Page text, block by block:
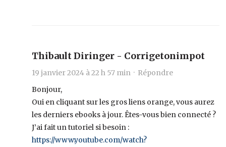
Thibault Diringer - Corrigetonimpot
19 janvier 2024 à 22 h 57 min · Répondre
Bonjour,
Oui en cliquant sur les gros liens orange, vous aurez
les derniers ebooks à jour. Êtes-vous bien connecté ?
J’ai fait un tutoriel si besoin :
https://www.youtube.com/watch?